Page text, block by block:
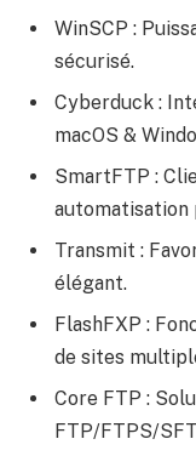
WinSCP :
sécurisé.
Cyberduck :
macOS &
SmartFTP :
automatisation
Transmit :
élégant.
FlashFXP :
de sites
Core FTP :
FTP/FTPS/